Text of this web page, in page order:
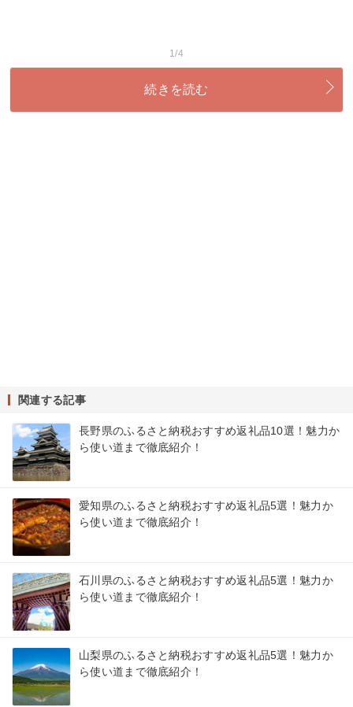
1/4
続きを読む
関連する記事
長野県のふるさと納税おすすめ返礼品10選！魅力か
ら使い道まで徹底紹介！
愛知県のふるさと納税おすすめ返礼品5選！魅力か
ら使い道まで徹底紹介！
石川県のふるさと納税おすすめ返礼品5選！魅力か
ら使い道まで徹底紹介！
山梨県のふるさと納税おすすめ返礼品5選！魅力か
ら使い道まで徹底紹介！